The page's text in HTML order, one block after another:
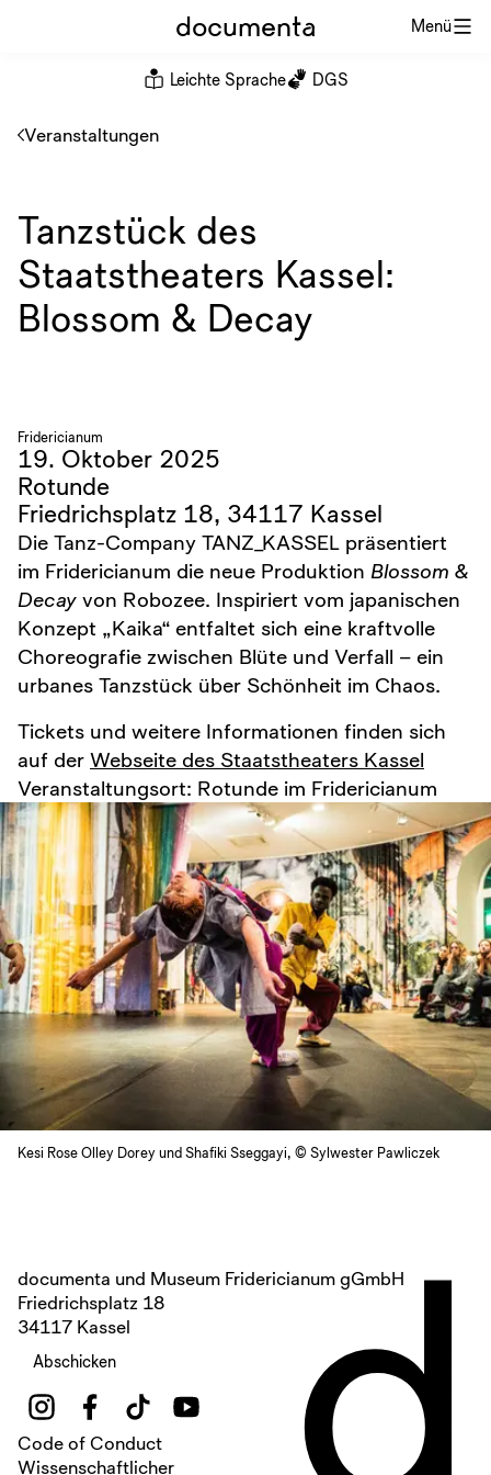
Menü
documenta
Leichte Sprache DGS
Veranstaltungen
Tanzstück des
Staatstheaters Kassel:
Blossom & Decay
Fridericianum
19. Oktober 2025
Rotunde
Friedrichsplatz 18, 34117 Kassel
Die Tanz-Company TANZ_KASSEL präsentiert
im Fridericianum die neue Produktion Blossom &
Decay von Robozee. Inspiriert vom japanischen
Konzept „Kaika“ entfaltet sich eine kraftvolle
Choreografie zwischen Blüte und Verfall – ein
urbanes Tanzstück über Schönheit im Chaos.
Tickets und weitere Informationen finden sich
auf der Webseite des Staatstheaters Kassel
Veranstaltungsort: Rotunde im Fridericianum
Kesi Rose Olley Dorey und Shafiki Sseggayi, © Sylwester Pawliczek
documenta und Museum Fridericianum gGmbH
Friedrichsplatz 18
34117 Kassel
Abschicken
Code of Conduct
Wissenschaftlicher
d